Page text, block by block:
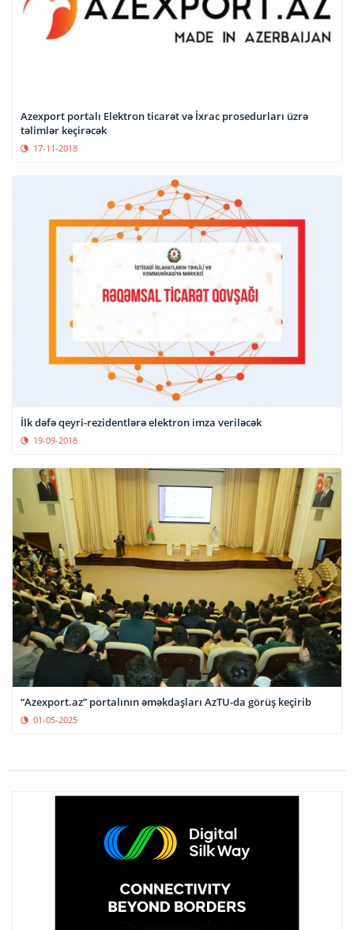
Azexport portalı Elektron ticarət və İxrac prosedurları üzrə
təlimlər keçirəcək
17-11-2018
İlk dəfə qeyri-rezidentlərə elektron imza veriləcək
19-09-2018
“Azexport.az” portalının əməkdaşları AzTU-da görüş keçirib
01-05-2025